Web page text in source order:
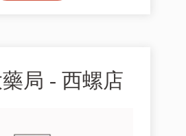
局 - 西螺店